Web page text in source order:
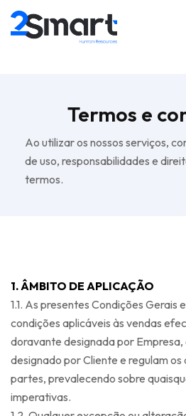
Termos e
Ao utilizar os nossos serviços,
de uso, responsabilidades e
termos.
1. ÂMBITO DE APLICAÇÃO
1.1. As presentes Condições Gerais
condições aplicáveis às vendas
doravante designada por
designado por Cliente e regulam
partes, prevalecendo sobre
imperativas.